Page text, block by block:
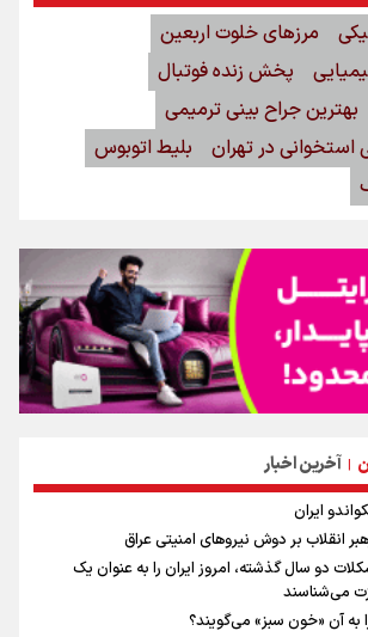
| آخرین اخبار
ایران
انقلاب بر دوش نیروهای امنیتی عراق
دو سال گذشته، امروز ایران را به عنوان یک
می‌شناسند
آن «خون سبز» می‌گویند؟
مرزهای خلوت اربعین
پخش زنده فوتبال
بهترین جراح بینی ترمیمی
استخوانی در تهران
بلیط اتوبوس